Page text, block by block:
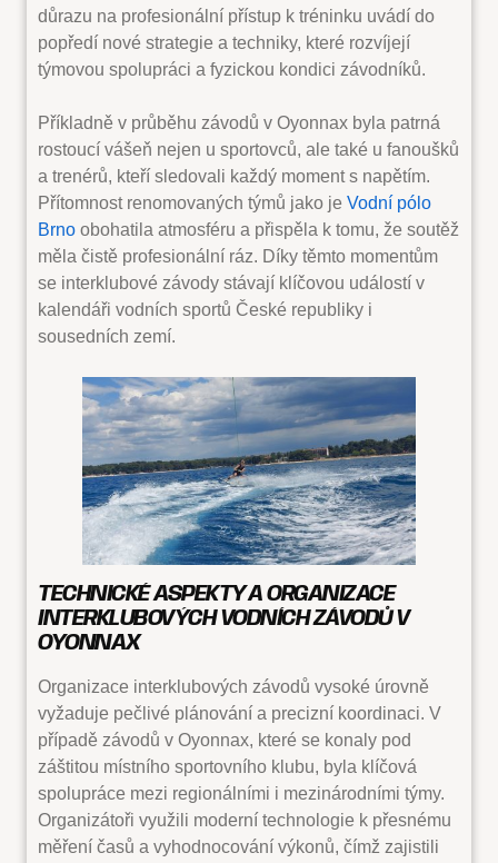
důrazu na profesionální přístup k tréninku uvádí do
popředí nové strategie a techniky, které rozvíjejí
týmovou spolupráci a fyzickou kondici závodníků.
Příkladně v průběhu závodů v Oyonnax byla patrná
rostoucí vášeň nejen u sportovců, ale také u fanoušků
a trenérů, kteří sledovali každý moment s napětím.
Přítomnost renomovaných týmů jako je Vodní pólo
Brno obohatila atmosféru a přispěla k tomu, že soutěž
měla čistě profesionální ráz. Díky těmto momentům
se interklubové závody stávají klíčovou událostí v
kalendáři vodních sportů České republiky i
sousedních zemí.
TECHNICKÉ ASPEKTY A ORGANIZACE
INTERKLUBOVÝCH VODNÍCH ZÁVODŮ V
OYONNAX
Organizace interklubových závodů vysoké úrovně
vyžaduje pečlivé plánování a precizní koordinaci. V
případě závodů v Oyonnax, které se konaly pod
záštitou místního sportovního klubu, byla klíčová
spolupráce mezi regionálními i mezinárodními týmy.
Organizátoři využili moderní technologie k přesnému
měření časů a vyhodnocování výkonů, čímž zajistili